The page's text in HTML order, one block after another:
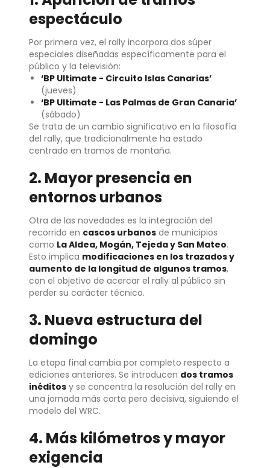
espectáculo
Por primera vez, el rally incorpora dos súper
especiales diseñadas específicamente para el
público y la televisión:
‘BP Ultimate - Circuito Islas Canarias’
(jueves)
‘BP Ultimate - Las Palmas de Gran Canaria’
(sábado)
Se trata de un cambio significativo en la filosofía
del rally, que tradicionalmente ha estado
centrado en tramos de montaña.
2. Mayor presencia en
entornos urbanos
Otra de las novedades es la integración del
recorrido en cascos urbanos de municipios
como La Aldea, Mogán, Tejeda y San Mateo.
Esto implica modificaciones en los trazados y
aumento de la longitud de algunos tramos,
con el objetivo de acercar el rally al público sin
perder su carácter técnico.
3. Nueva estructura del
domingo
La etapa final cambia por completo respecto a
ediciones anteriores. Se introducen dos tramos
inéditos y se concentra la resolución del rally en
una jornada más corta pero decisiva, siguiendo el
modelo del WRC.
4. Más kilómetros y mayor
exigencia